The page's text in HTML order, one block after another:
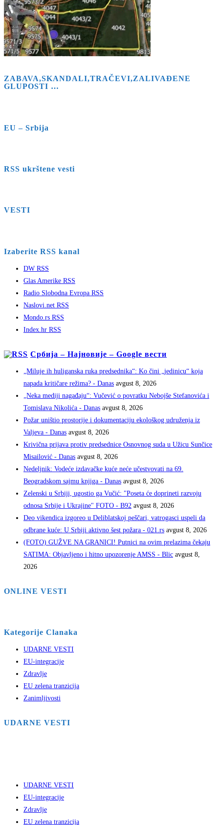
ZABAVA,SKANDALI,TRAČEVI,ZALIVAĐENE
GLUPOSTI …
EU – Srbija
RSS ukrštene vesti
VESTI
Izaberite RSS kanal
DW RSS
Glas Amerike RSS
Radio Slobodna Evropa RSS
Naslovi.net RSS
Mondo.rs RSS
Index.hr RSS
Србија – Најновије – Google вести
„Miluje ih huliganska ruka predsednika“: Ko čini „jedinicu“ koja
napada kritičare režima? - Danas avgust 8, 2026
„Neka mediji nagađaju“: Vučević o povratku Nebojše Stefanovića i
Tomislava Nikolića - Danas avgust 8, 2026
Požar uništio prostorije i dokumentaciju ekološkog udruženja iz
Valjeva - Danas avgust 8, 2026
Krivična prijava protiv predsednice Osnovnog suda u Užicu Sunčice
Misailović - Danas avgust 8, 2026
Nedeljnik: Vodeće izdavačke kuće neće učestvovati na 69.
Beogradskom sajmu knjiga - Danas avgust 8, 2026
Zelenski u Srbiji, ugostio ga Vučić: "Poseta će doprineti razvoju
odnosa Srbije i Ukrajine" FOTO - B92 avgust 8, 2026
Deo vikendica izgoreo u Deliblatskoj peščari, vatrogasci uspeli da
odbrane kuće: U Srbiji aktivno šest požara - 021.rs avgust 8, 2026
(FOTO) GUŽVE NA GRANICI! Putnici na ovim prelazima čekaju
SATIMA: Objavljeno i hitno upozorenje AMSS - Blic avgust 8,
2026
ONLINE VESTI
Kategorije Clanaka
UDARNE VESTI
EU-integracije
Zdravlje
EU zelena tranzicija
Zanimljivosti
UDARNE VESTI
UDARNE VESTI
EU-integracije
Zdravlje
EU zelena tranzicija